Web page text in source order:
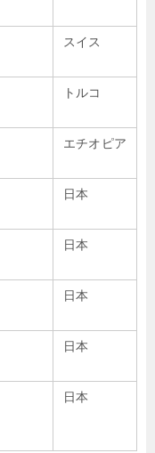
スイス
トルコ
エチオピア
日本
日本
日本
日本
日本